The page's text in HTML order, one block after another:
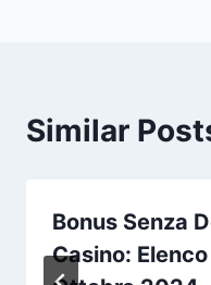
Similar
Bonus Senza
Casino: